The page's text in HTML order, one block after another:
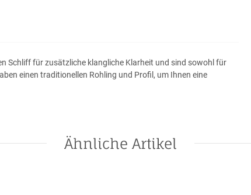
Schliff für zusätzliche klangliche Klarheit und sind sowohl für
einen traditionellen Rohling und Profil, um Ihnen eine
Ähnliche Artikel